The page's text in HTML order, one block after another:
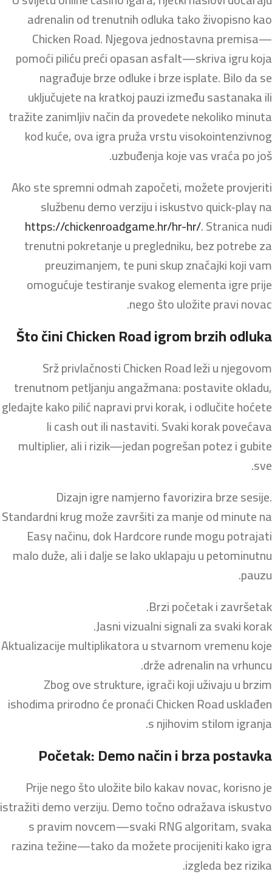
adrenalin od trenutnih odluka tako živopisno kao
Chicken Road. Njegova jednostavna premisa—
pomoći piliću preći opasan asfalt—skriva igru koja
nagrađuje brze odluke i brze isplate. Bilo da se
uključujete na kratkoj pauzi između sastanaka ili
tražite zanimljiv način da provedete nekoliko minuta
kod kuće, ova igra pruža vrstu visokointenzivnog
uzbuđenja koje vas vraća po još.
Ako ste spremni odmah započeti, možete provjeriti
službenu demo verziju i iskustvo quick‑play na
https://chickenroadgame.hr/hr-hr/. Stranica nudi
trenutni pokretanje u pregledniku, bez potrebe za
preuzimanjem, te puni skup značajki koji vam
omogućuje testiranje svakog elementa igre prije
nego što uložite pravi novac.
Što čini Chicken Road igrom brzih odluka
Srž privlačnosti Chicken Road leži u njegovom
trenutnom petljanju angažmana: postavite okladu,
gledajte kako pilić napravi prvi korak, i odlučite hoćete
li cash out ili nastaviti. Svaki korak povećava
multiplier, ali i rizik—jedan pogrešan potez i gubite
sve.
Dizajn igre namjerno favorizira brze sesije.
Standardni krug može završiti za manje od minute na
Easy načinu, dok Hardcore runde mogu potrajati
malo duže, ali i dalje se lako uklapaju u petominutnu
pauzu.
Brzi početak i završetak.
Jasni vizualni signali za svaki korak.
Aktualizacije multiplikatora u stvarnom vremenu koje
drže adrenalin na vrhuncu.
Zbog ove strukture, igrači koji uživaju u brzim
ishodima prirodno će pronaći Chicken Road usklađen
s njihovim stilom igranja.
Početak: Demo način i brza postavka
Prije nego što uložite bilo kakav novac, korisno je
istražiti demo verziju. Demo točno odražava iskustvo
s pravim novcem—svaki RNG algoritam, svaka
razina težine—tako da možete procijeniti kako igra
izgleda bez rizika.